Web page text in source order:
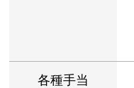
各種手当